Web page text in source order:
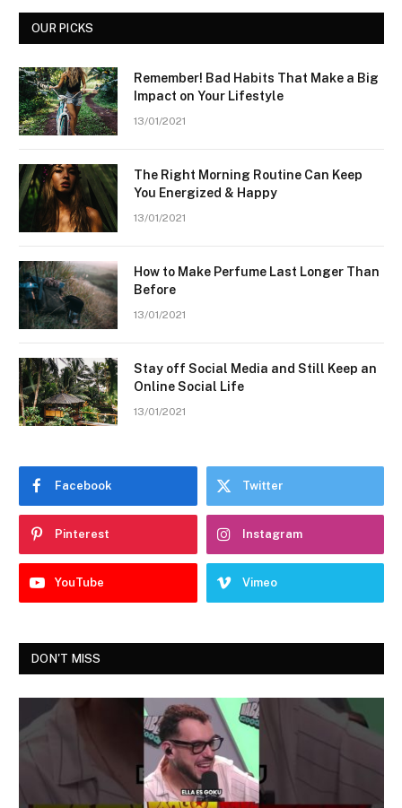
OUR PICKS
Remember! Bad Habits That Make a Big
Impact on Your Lifestyle
13/01/2021
The Right Morning Routine Can Keep
You Energized & Happy
13/01/2021
How to Make Perfume Last Longer Than
Before
13/01/2021
Stay off Social Media and Still Keep an
Online Social Life
13/01/2021
Facebook Twitter
Pinterest Instagram
YouTube Vimeo
DON'T MISS